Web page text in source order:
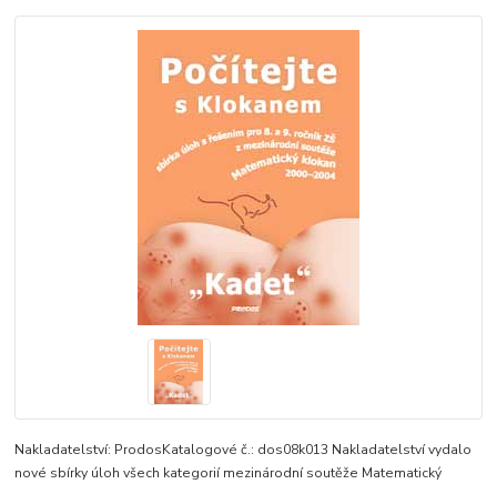
Nakladatelství: ProdosKatalogové č.: dos08k013 Nakladatelství vydalo
nové sbírky úloh všech kategorií mezinárodní soutěže Matematický